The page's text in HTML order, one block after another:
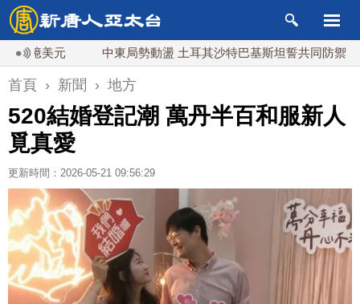
美元 中東局勢動盪 土耳其沙特巴基斯坦誓共同防禦 漢
首頁 › 新聞 › 地方
520結婚登記潮 萬丹半百和服新人
覓真愛
更新時間：2026-05-21 09:56:29